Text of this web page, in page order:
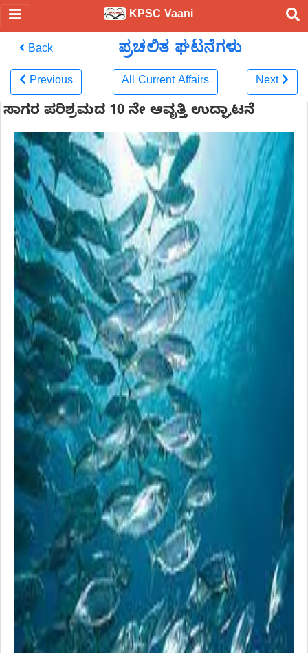
KPSC Vaani
Back ಪ್ರಚಲಿತ ಘಟನೆಗಳು
Previous All Current Affairs Next
ಸಾಗರ ಪರಿಶ್ರಮದ 10 ನೇ ಆವೃತ್ತಿ ಉದ್ಘಾಟನೆ